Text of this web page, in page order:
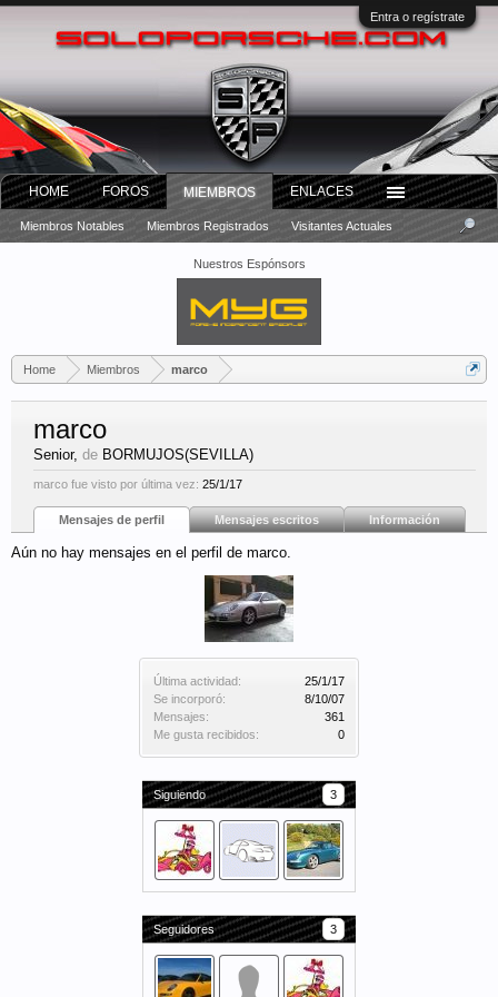
Entra o regístrate
Nuestros Espónsors
Home Miembros marco
Última actividad:
25/1/17
Se incorporó:
8/10/07
Mensajes:
361
Me gusta recibidos:
0
Siguiendo 3
Seguidores 3
marco
Senior, de BORMUJOS(SEVILLA)
marco fue visto por última vez: 25/1/17
Mensajes de perfil Mensajes escritos Información
Aún no hay mensajes en el perfil de marco.
HOME FOROS MIEMBROS
Miembros Notables Miembros Registrados Visitantes Actuales
ENLACES